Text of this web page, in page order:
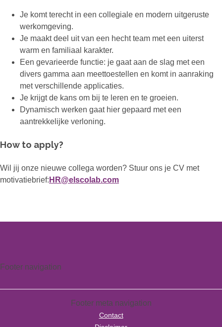
Je komt terecht in een collegiale en modern uitgeruste
werkomgeving.
Je maakt deel uit van een hecht team met een uiterst
warm en familiaal karakter.
Een gevarieerde functie: je gaat aan de slag met een
divers gamma aan meettoestellen en komt in aanraking
met verschillende applicaties.
Je krijgt de kans om bij te leren en te groeien.
Dynamisch werken gaat hier gepaard met een
aantrekkelijke verloning.
How to apply?
Wil jij onze nieuwe collega worden? Stuur ons je CV met
motivatiebrief: HR@elscolab.com
Footer navigation
Footer meta navigation
Contact